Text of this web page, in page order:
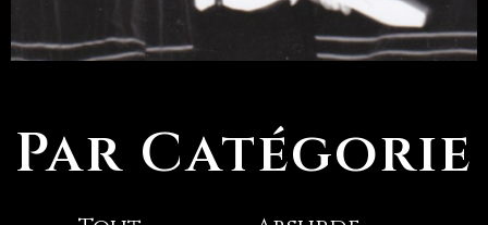
Par Catégorie